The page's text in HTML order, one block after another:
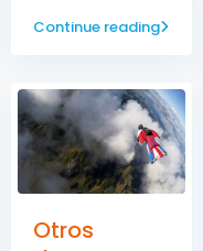
Continue reading
Otros